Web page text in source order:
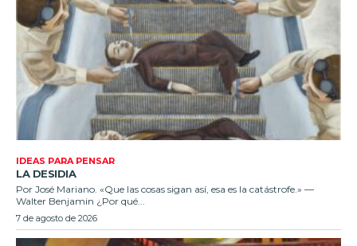
IDEAS PARA PENSAR
LA DESIDIA
Por José Mariano. «Que las cosas sigan así, esa es la catástrofe.» —
Walter Benjamin ¿Por qué...
7 de agosto de 2026